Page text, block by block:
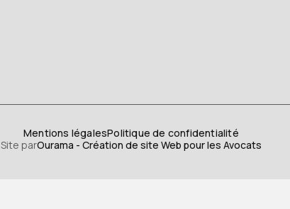
Mentions légalesPolitique de confidentialité
Site parOurama - Création de site Web pour les Avocats